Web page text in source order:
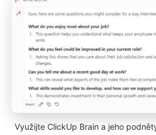
Využijte ClickUp Brain a jeho